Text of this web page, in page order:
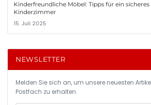
Kinderfreundliche Möbel: Tipps für ein
Kinderzimmer
15. Juli 2025
NEWSLETTER
Melden Sie sich an, um unsere neuesten
Postfach zu erhalten.